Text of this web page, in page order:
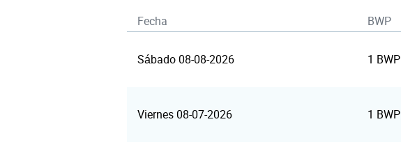
Fecha BWP
Sábado 08-08-2026 1 BWP
Viernes 08-07-2026 1 BWP